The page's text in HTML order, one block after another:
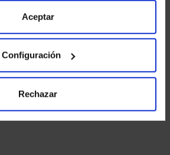
información.
Aceptar
Configuración
Rechazar